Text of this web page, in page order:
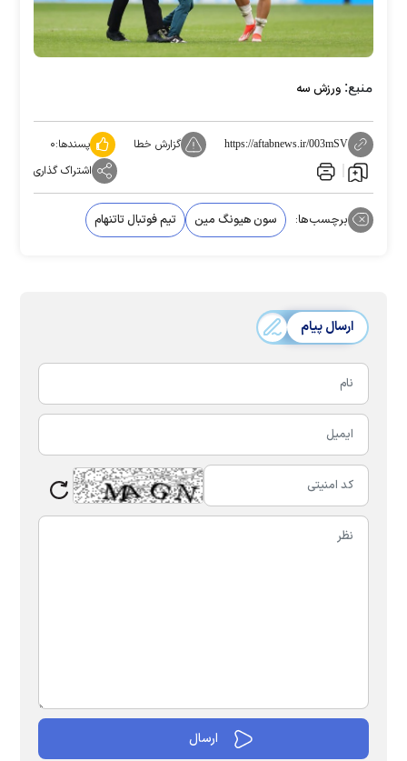
منبع: ورزش سه
https://aftabnews.ir/003mSV گزارش خطا پسندها:۰
اشتراک گذاری
برچسب‌ها: سون هیونگ مین تیم فوتبال تاتنهام
ارسال پیام